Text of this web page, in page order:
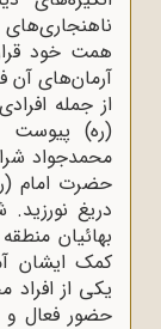
همت خود
آرمان‌های آن
از جمله
(ره) پیوست
محمدجواد
حضرت امام
دریغ
بهائیان
کمک ایشان
یکی از افراد